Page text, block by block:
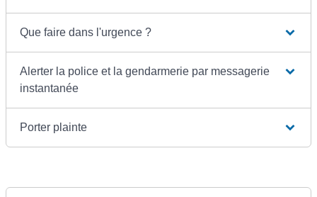
Que faire dans l'urgence ?
Alerter la police et la gendarmerie par messagerie
instantanée
Porter plainte